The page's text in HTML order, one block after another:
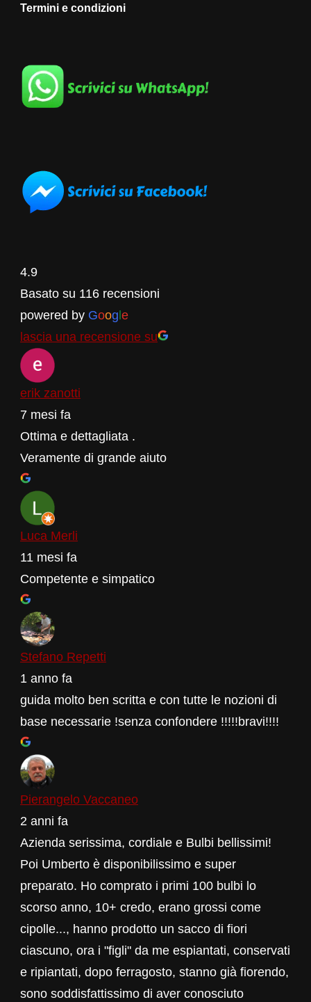
Termini e condizioni
4.9
Basato su 116 recensioni
powered by Goog e
lascia una recensione su
erik zanotti
7 mesi fa
Ottima e dettagliata .
Veramente di grande aiuto
Luca Merli
11 mesi fa
Competente e simpatico
Stefano Repetti
1 anno fa
guida molto ben scritta e con tutte le nozioni di
base necessarie !senza confondere !!!!!bravi!!!!
Pierangelo Vaccaneo
2 anni fa
Azienda serissima, cordiale e Bulbi bellissimi!
Poi Umberto è disponibilissimo e super
preparato. Ho comprato i primi 100 bulbi lo
scorso anno, 10+ credo, erano grossi come
cipolle..., hanno prodotto un sacco di fiori
ciascuno, ora i "figli" da me espiantati, conservati
e ripiantati, dopo ferragosto, stanno già fiorendo,
sono soddisfattissimo di aver conosciuto